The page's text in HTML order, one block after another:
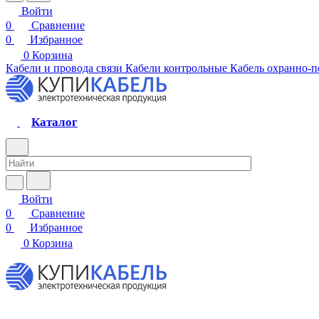
Войти
0
Сравнение
0
Избранное
0 Корзина
Кабели и провода связи Кабели контрольные Кабель охранно-
Каталог
Войти
0
Сравнение
0
Избранное
0 Корзина